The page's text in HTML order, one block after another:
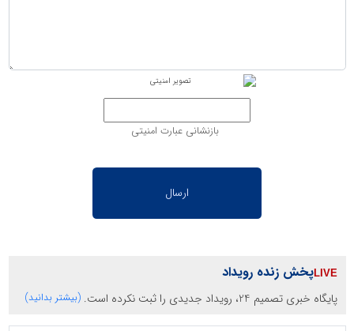
بازنشانی عبارت امنیتی
پخش زنده رویداد
پایگاه خبری تصمیم 24، رویداد جدیدی را ثبت نکرده است. (بیشتر بدانید)